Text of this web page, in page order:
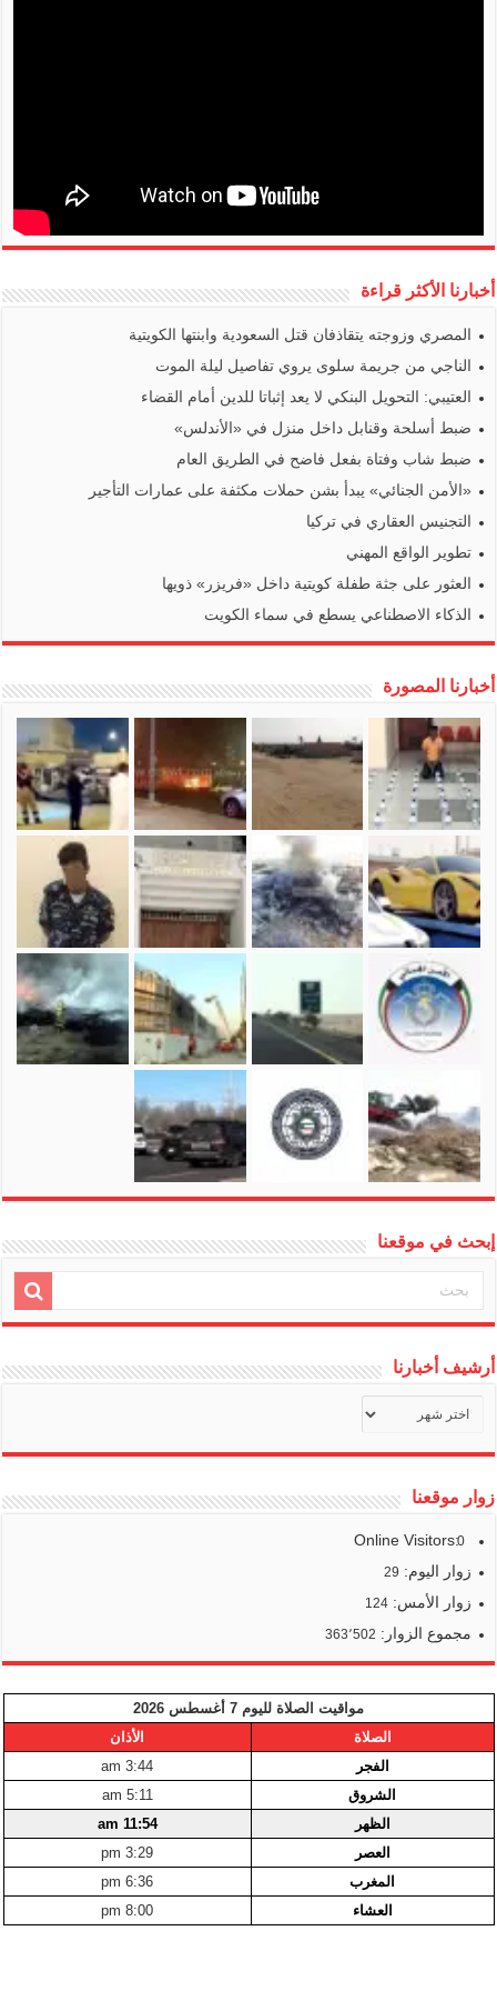
أخبارنا الأكثر قراءة
المصري وزوجته يتقاذفان قتل السعودية وابنتها الكويتية
الناجي من جريمة سلوى يروي تفاصيل ليلة الموت
العتيبي: التحويل البنكي لا يعد إثباتا للدين أمام القضاء
ضبط أسلحة وقنابل داخل منزل في «الأندلس»
ضبط شاب وفتاة بفعل فاضح في الطريق العام
«الأمن الجنائي» يبدأ بشن حملات مكثفة على عمارات التأجير
التجنيس العقاري في تركيا
تطوير الواقع المهني
العثور على جثة طفلة كويتية داخل «فريزر» ذويها
الذكاء الاصطناعي يسطع في سماء الكويت
أخبارنا المصورة
إبحث في موقعنا
أرشيف أخبارنا
أخبارنا
زوار موقعنا
Online Visitors:
0
زوار اليوم: 29
زوار الأمس:124
مجموع الزوار: 363٬502
مواقيت الصلاة لليوم 7 أغسطس 2026
الصلاة
الأذان
الفجر
3:44 am
الشروق
5:11 am
الظهر
11:54 am
العصر
3:29 pm
المغرب
6:36 pm
العشاء
8:00 pm